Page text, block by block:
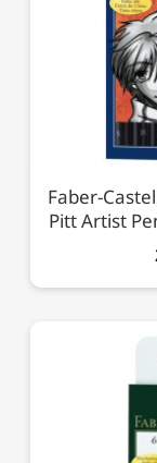
Faber-
Pitt Artist